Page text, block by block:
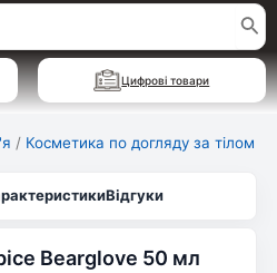
Цифрові товари
/ Косметика по догляду за тілом
Відгуки
Bearglove 50 мл